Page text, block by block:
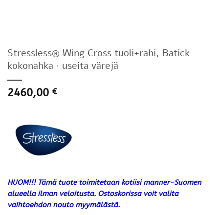
Stressless® Wing Cross tuoli+rahi, Batick
kokonahka · useita värejä
2460,00 €
HUOM!!! Tämä tuote toimitetaan kotiisi manner-Suomen
alueella ilman veloitusta. Ostoskorissa voit valita
vaihtoehdon nouto myymälästä.